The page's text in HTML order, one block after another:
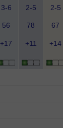
3-6
2-5
2-5
56 78 67
+17 +11 +14